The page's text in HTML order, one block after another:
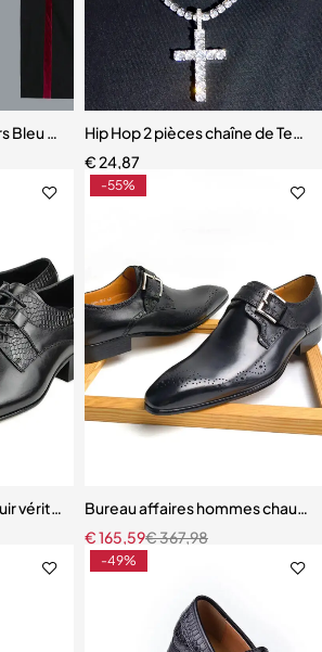
Bleu Marine pour Homme
Hip Hop 2 pièces chaîne de
€24,87
véritable pour hommes, chaussures
-55%
Bureau affaires hommes
€367,98
€165,59
-49%